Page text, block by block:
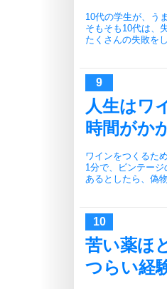
10代の学生が、う
そもそも10代は、
たくさんの失敗を
人生はワ
時間がか
ワインをつくるた
1分で、ビンテージ
あるとしたら、偽物
苦い薬ほ
つらい経